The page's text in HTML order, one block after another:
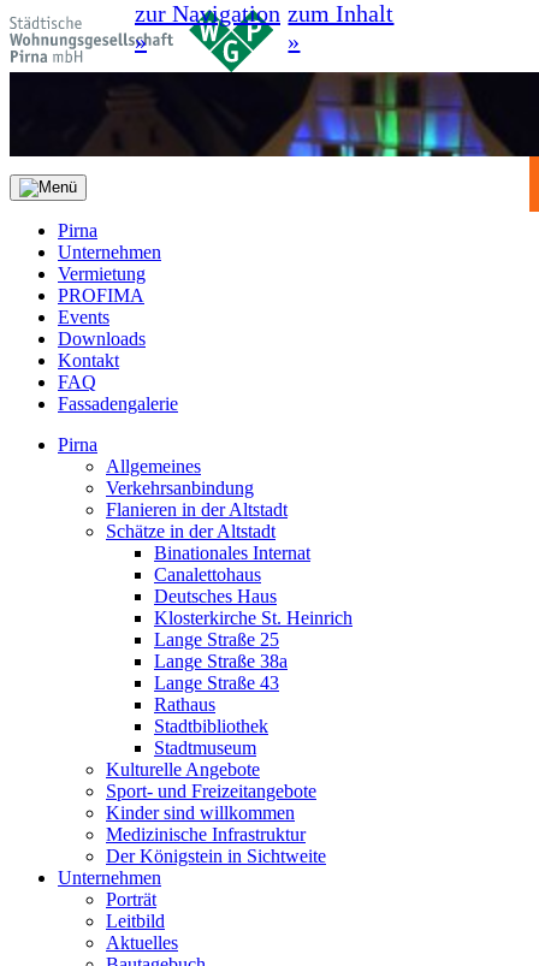
zur Navigation
»
zum Inhalt
»
Pirna
Unternehmen
Vermietung
PROFIMA
Events
Downloads
Kontakt
FAQ
Fassadengalerie
Pirna
Allgemeines
Verkehrsanbindung
Flanieren in der Altstadt
Schätze in der Altstadt
Binationales Internat
Canalettohaus
Deutsches Haus
Klosterkirche St. Heinrich
Lange Straße 25
Lange Straße 38a
Lange Straße 43
Rathaus
Stadtbibliothek
Stadtmuseum
Kulturelle Angebote
Sport- und Freizeitangebote
Kinder sind willkommen
Medizinische Infrastruktur
Der Königstein in Sichtweite
Unternehmen
Porträt
Leitbild
Aktuelles